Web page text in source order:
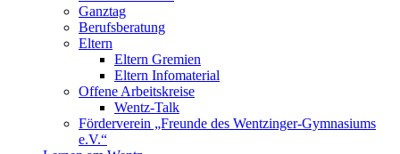
Ganztag
Berufsberatung
Eltern
Eltern Gremien
Eltern Infomaterial
Offene Arbeitskreise
Wentz-Talk
Förderverein „Freunde des Wentzinger-Gymnasiums
e.V.“